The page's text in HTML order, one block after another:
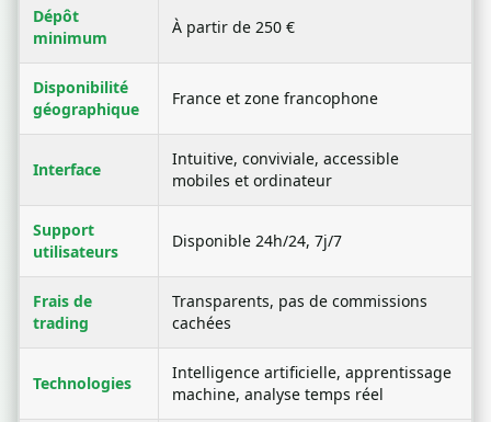
Dépôt
minimum
À partir de 250 €
Disponibilité
géographique
France et zone francophone
Interface
Intuitive, conviviale, accessible
mobiles et ordinateur
Support
utilisateurs
Disponible 24h/24, 7j/7
Frais de
trading
Transparents, pas de commissions
cachées
Technologies
Intelligence artificielle, apprentissage
machine, analyse temps réel